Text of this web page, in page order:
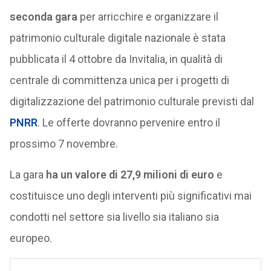
seconda gara per arricchire e organizzare il
patrimonio culturale digitale nazionale è stata
pubblicata il 4 ottobre da Invitalia, in qualità di
centrale di committenza unica per i progetti di
digitalizzazione del patrimonio culturale previsti dal
PNRR. Le offerte dovranno pervenire entro il
prossimo 7 novembre.
La gara ha un valore di 27,9 milioni di euro e
costituisce uno degli interventi più significativi mai
condotti nel settore sia livello sia italiano sia
europeo.